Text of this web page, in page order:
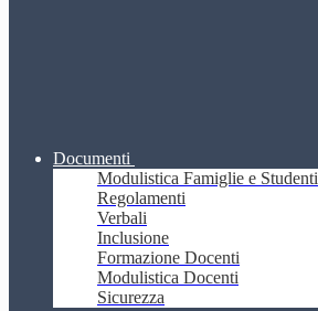
Documenti
Modulistica Famiglie e Studenti
Regolamenti
Verbali
Inclusione
Formazione Docenti
Modulistica Docenti
Sicurezza